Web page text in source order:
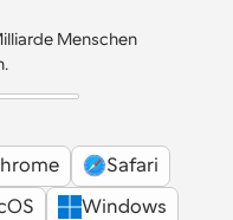
Menschen
Safari
Windows